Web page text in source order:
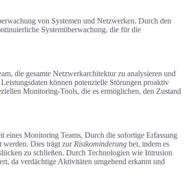
von Systemen und Netzwerken. Durch den
Systemüberwachung, die für die
die gesamte Netzwerkarchitektur zu analysieren und
können potenzielle Störungen proaktiv
Monitoring-Tools, die es ermöglichen, den Zustand
eines Monitoring Teams. Durch die sofortige Erfassung
werden. Dies trägt zur Risikominderung bei, indem es
zu schließen. Durch Technologien wie Intrusion
da verdächtige Aktivitäten umgehend erkannt und